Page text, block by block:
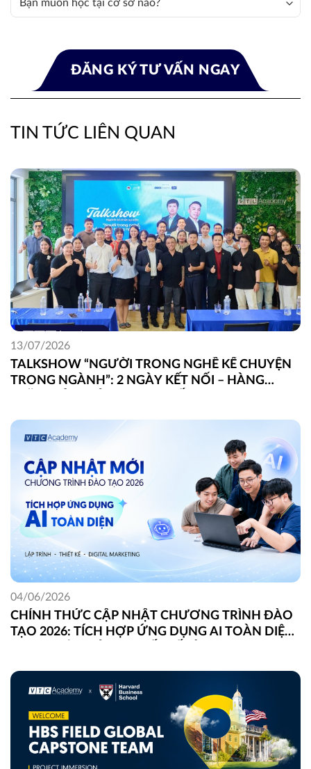
TIN TỨC LIÊN QUAN
TALKSHOW “NGƯỜI TRONG NGHỀ KỂ CHUYỆN
TRONG NGÀNH”: 2 NGÀY KẾT NỐI – HÀNG
13/07/2026
CHÍNH THỨC CẬP NHẬT CHƯƠNG TRÌNH ĐÀO
TẠO 2026: TÍCH HỢP ỨNG DỤNG AI TOÀN DIỆN
04/06/2026